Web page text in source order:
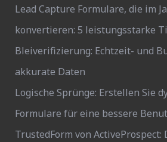
Lead Capture Formulare, die im
konvertieren: 5 leistungsstarke
Bleiverifizierung: Echtzeit- und
akkurate Daten
Logische Sprünge: Erstellen Sie
Formulare für eine bessere
TrustedForm von